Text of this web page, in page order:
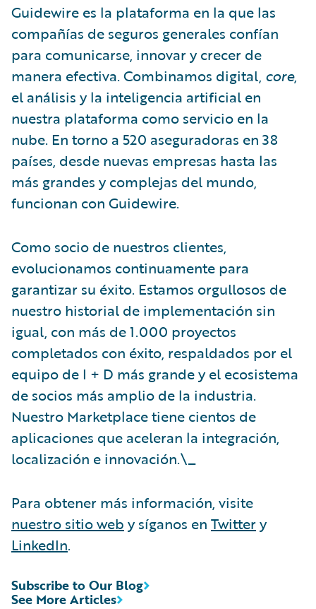
Guidewire es la plataforma en la que las
compañías de seguros generales confían
para comunicarse, innovar y crecer de
manera efectiva. Combinamos digital, core,
el análisis y la inteligencia artificial en
nuestra plataforma como servicio en la
nube. En torno a 520 aseguradoras en 38
países, desde nuevas empresas hasta las
más grandes y complejas del mundo,
funcionan con Guidewire.
Como socio de nuestros clientes,
evolucionamos continuamente para
garantizar su éxito. Estamos orgullosos de
nuestro historial de implementación sin
igual, con más de 1.000 proyectos
completados con éxito, respaldados por el
equipo de I + D más grande y el ecosistema
de socios más amplio de la industria.
Nuestro Marketplace tiene cientos de
aplicaciones que aceleran la integración,
localización e innovación.\_
Para obtener más información, visite
nuestro sitio web y síganos en Twittery
LinkedIn.
See More Articles
Subscribe to Our Blog